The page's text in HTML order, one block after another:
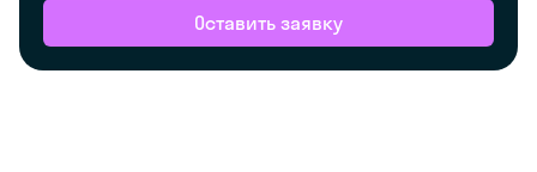
Оставить заявку